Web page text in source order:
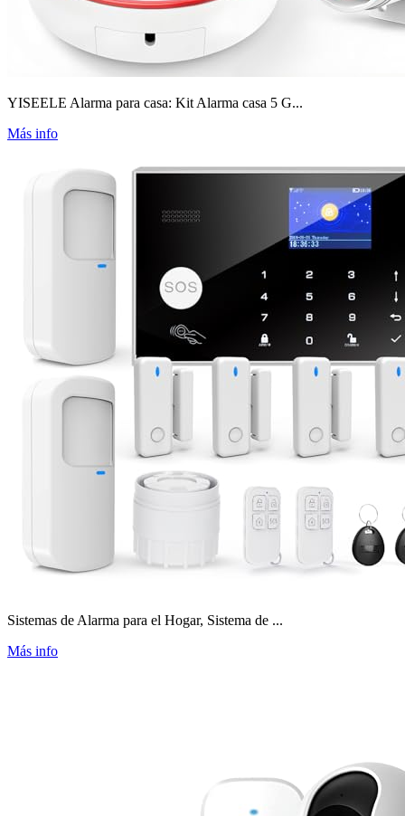
YISEELE Alarma para casa: Kit Alarma casa 5 G...
Más info
Sistemas de Alarma para el Hogar, Sistema de ...
Más info